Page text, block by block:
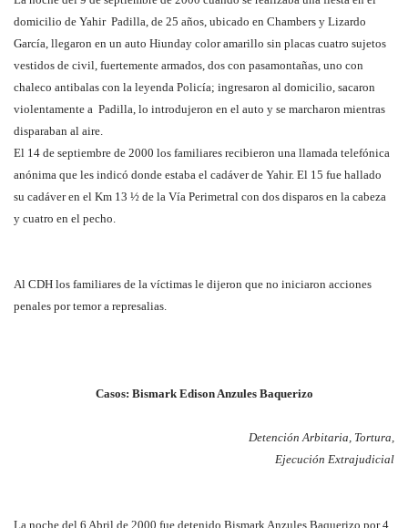
domicilio de Yahir Padilla, de 25 años, ubicado en Chambers y Lizardo
García, llegaron en un auto Hiunday color amarillo sin placas cuatro sujetos
vestidos de civil, fuertemente armados, dos con pasamontañas, uno con
chaleco antibalas con la leyenda Policía; ingresaron al domicilio, sacaron
violentamente a Padilla, lo introdujeron en el auto y se marcharon mientras
disparaban al aire.
El 14 de septiembre de 2000 los familiares recibieron una llamada telefónica
anónima que les indicó donde estaba el cadáver de Yahir. El 15 fue hallado
su cadáver en el Km 13 ½ de la Vía Perimetral con dos disparos en la cabeza
y cuatro en el pecho.
Al CDH los familiares de la víctimas le dijeron que no iniciaron acciones
penales por temor a represalias.
Casos: Bismark Edison Anzules Baquerizo
Detención Arbitaria, Tortura,
Ejecución Extrajudicial
La noche del 6 Abril de 2000 fue detenido Bismark Anzules Baquerizo por 4